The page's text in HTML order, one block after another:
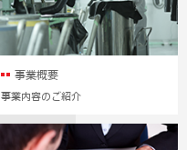
事業概要
事業内容のご紹介